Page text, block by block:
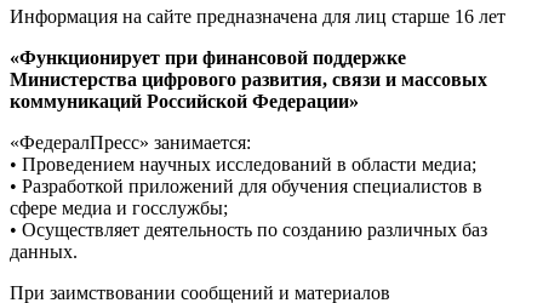
Информация на сайте предназначена для лиц старше 16 лет
«Функционирует при финансовой поддержке
Министерства цифрового развития, связи и массовых
коммуникаций Российской Федерации»
«ФедералПресс» занимается:
• Проведением научных исследований в области медиа;
• Разработкой приложений для обучения специалистов в
сфере медиа и госслужбы;
• Осуществляет деятельность по созданию различных баз
данных.
При заимствовании сообщений и материалов